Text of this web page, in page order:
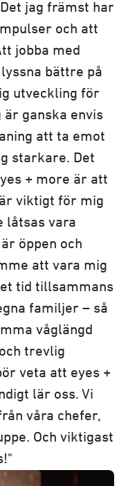
jag främst har
och att
jobba med
bättre på
utveckling för
ganska envis
att ta emot
starkare. Det
+ more är att
viktigt för mig
låtsas vara
öppen och
att vara mig
tid tillsammans
familjer – så
våglängd
trevlig
veta att eyes +
lär oss. Vi
våra chefer,
Och viktigast